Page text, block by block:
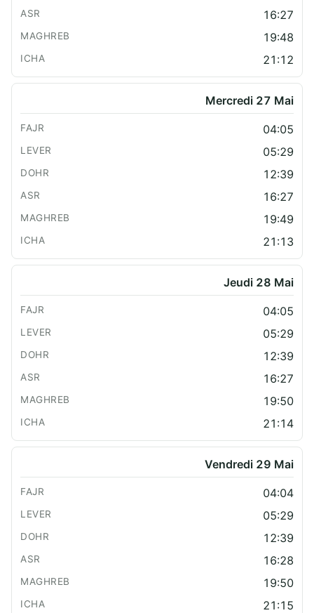
16:27
19:48
21:12
Mercredi 27 Mai
04:05
05:29
12:39
16:27
19:49
21:13
Jeudi 28 Mai
04:05
05:29
12:39
16:27
19:50
21:14
Vendredi 29 Mai
04:04
05:29
12:39
16:28
19:50
21:15